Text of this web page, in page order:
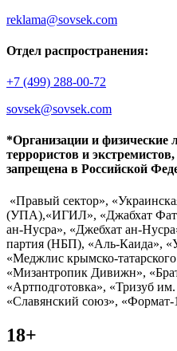
reklama@sovsek.com
Отдел распространения:
+7 (499) 288-00-72
sovsek@sovsek.com
*Организации и физические
террористов и
запрещена в Российской
«Правый сектор»,
(УПА),«ИГИЛ», «Джабхат
ан-Нусра», «Джебхат ан-
партия (НБП), «Аль-Каида»,
«Меджлис крымско-
«Мизантропик Дивижн»,
«Артподготовка», «Тризуб
«Славянский союз»,
18+